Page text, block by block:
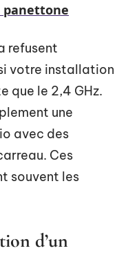
panettone
refusent
votre installation
que le 2,4 GHz.
une
avec des
Ces
souvent les
d’un